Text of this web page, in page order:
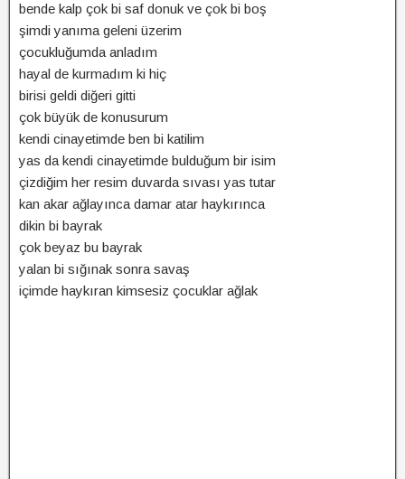
bende kalp çok bi saf donuk ve çok bi boş
şimdi yanıma geleni üzerim
çocukluğumda anladım
hayal de kurmadım ki hiç
birisi geldi diğeri gitti
çok büyük de konusurum
kendi cinayetimde ben bi katilim
yas da kendi cinayetimde bulduğum bir isim
çizdiğim her resim duvarda sıvası yas tutar
kan akar ağlayınca damar atar haykırınca
dikin bi bayrak
çok beyaz bu bayrak
yalan bi sığınak sonra savaş
içimde haykıran kimsesiz çocuklar ağlak